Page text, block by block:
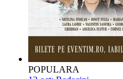
POPULARA